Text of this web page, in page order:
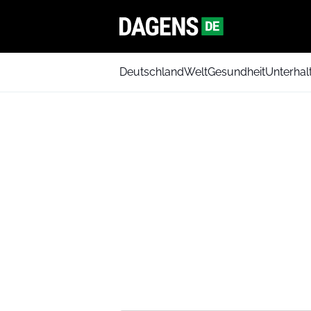
DeutschlandWeltGesundheit